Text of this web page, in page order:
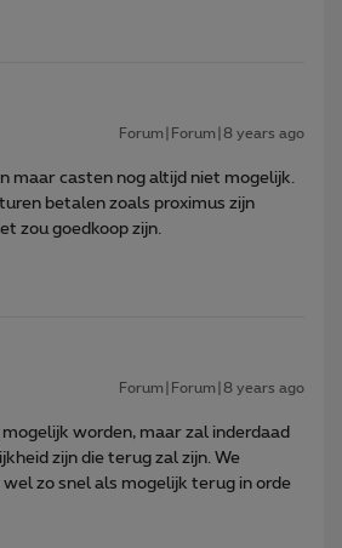
Forum|Forum|8 years ago
maar casten nog altijd niet mogelijk.
betalen zoals proximus zijn
zou goedkoop zijn.
Forum|Forum|8 years ago
worden, maar zal inderdaad
zijn die terug zal zijn. We
zo snel als mogelijk terug in orde